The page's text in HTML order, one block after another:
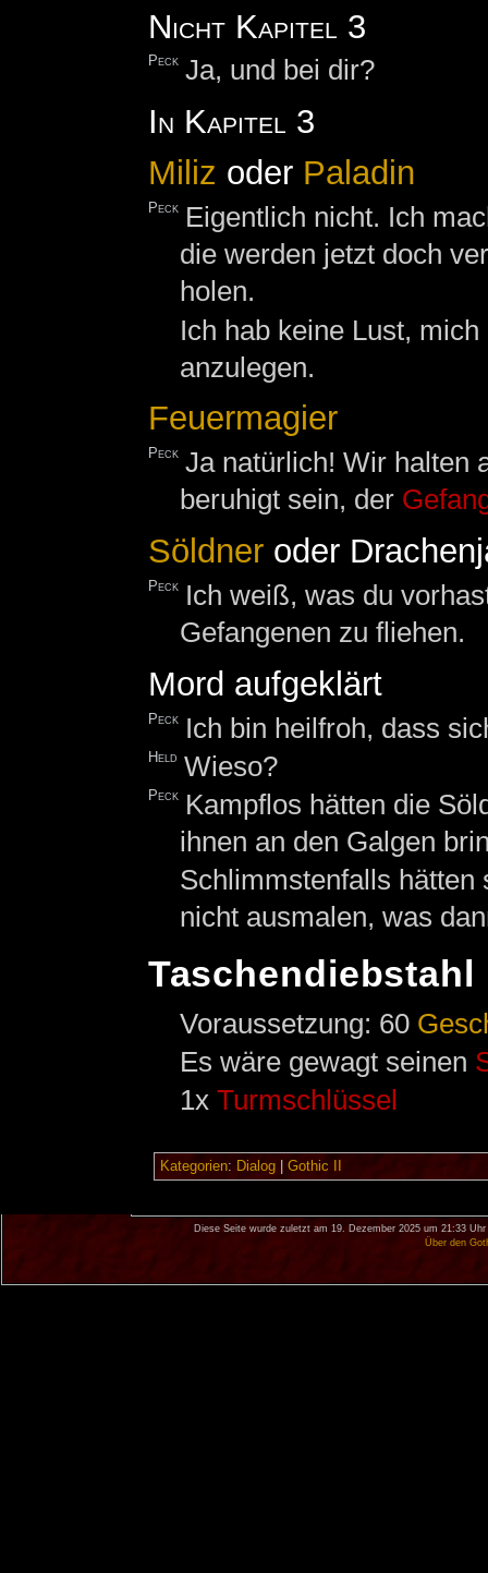
Nicht Kapitel 3
Peck Ja, und bei dir?
In Kapitel 3
Miliz oder Paladin
Peck Eigentlich nicht. Ich
die werden jetzt doch
holen.
Ich hab keine Lust,
anzulegen.
Feuermagier
Peck Ja natürlich! Wir halten
beruhigt sein, der
Söldneroder
Peck Ich weiß, was du
Gefangenen zu fliehen.
Mord aufgeklärt
Peck Ich bin heilfroh, dass
Held Wieso?
Peck Kampflos hätten die
ihnen an den Galgen
Schlimmstenfalls hätten
nicht ausmalen, was
Taschendiebstahl
Voraussetzung: 60
Es wäre gewagt seinen
1x Turmschlüssel
Kategorien: Dialog| Gothic II
Diese Seite wurde zuletzt am 19. Dezember 2025 um 21:33 Uhr
Über den